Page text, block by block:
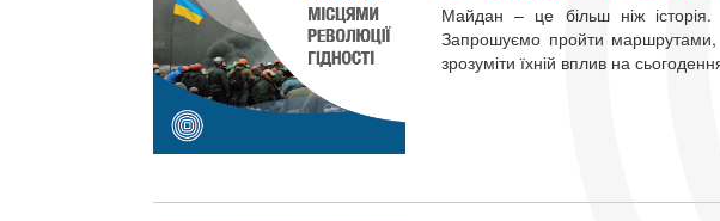
Майдан – це більш ніж історія.
Запрошуємо пройти маршрутами,
зрозуміти їхній вплив на